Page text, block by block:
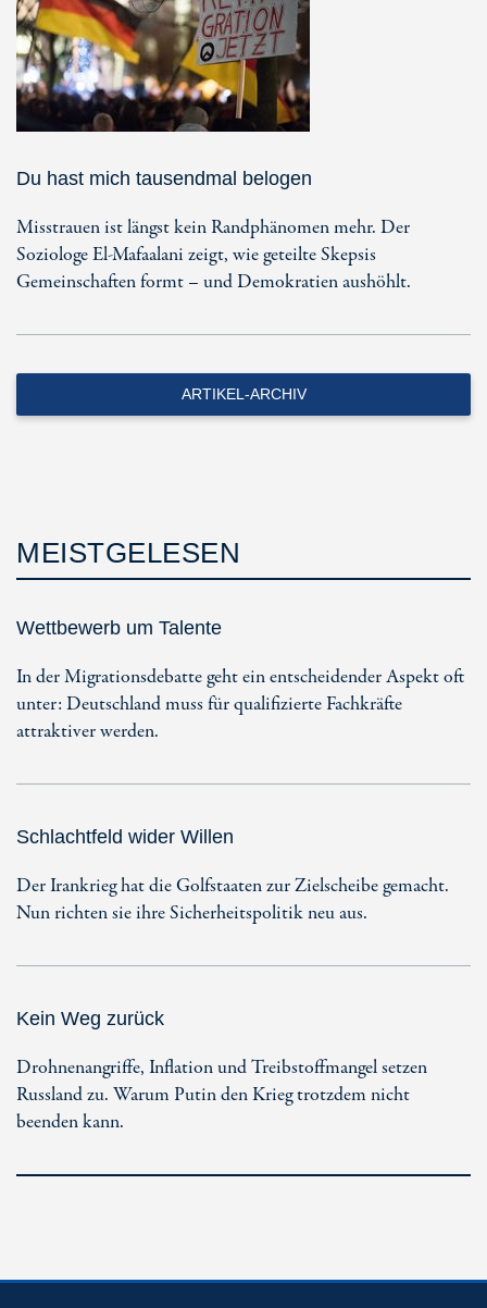
Du hast mich tausendmal belogen
Misstrauen ist längst kein Randphänomen mehr. Der
Soziologe El-Mafaalani zeigt, wie geteilte Skepsis
Gemeinschaften formt – und Demokratien aushöhlt.
ARTIKEL-ARCHIV
MEISTGELESEN
Wettbewerb um Talente
In der Migrationsdebatte geht ein entscheidender Aspekt oft
unter: Deutschland muss für qualifizierte Fachkräfte
attraktiver werden.
Schlachtfeld wider Willen
Der Irankrieg hat die Golfstaaten zur Zielscheibe gemacht.
Nun richten sie ihre Sicherheitspolitik neu aus.
Kein Weg zurück
Drohnenangriffe, Inflation und Treibstoffmangel setzen
Russland zu. Warum Putin den Krieg trotzdem nicht
beenden kann.